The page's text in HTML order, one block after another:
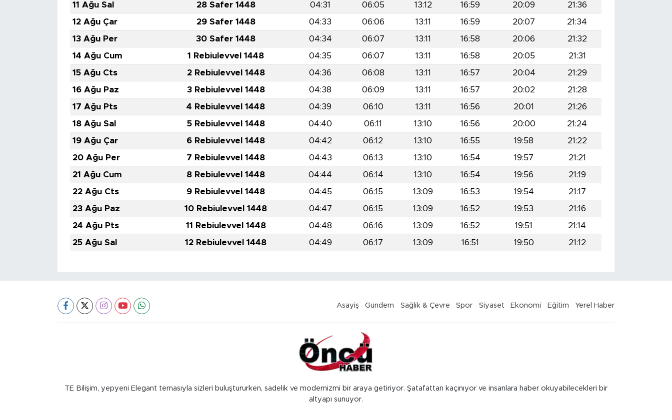
11 Ağu Sal
28 Safer 1448 04:31 06:05 13:12 16:59 20:09
21:36
12 Ağu Çar
29 Safer 1448 04:33 06:06 13:11 16:59 20:07
21:34
13 Ağu Per
30 Safer 1448 04:34 06:07 13:11 16:58 20:06
21:32
14 Ağu Cum
1 Rebiulevvel 1448 04:35 06:07 13:11 16:58 20:05
21:31
15 Ağu Cts
2 Rebiulevvel 1448 04:36 06:08 13:11 16:57 20:04
21:29
16 Ağu Paz
3 Rebiulevvel 1448 04:38 06:09 13:11 16:57 20:02
21:28
17 Ağu Pts
4 Rebiulevvel 1448 04:39 06:10 13:11 16:56 20:01
21:26
18 Ağu Sal
5 Rebiulevvel 1448 04:40 06:11 13:10 16:56 20:00
21:24
19 Ağu Çar
6 Rebiulevvel 1448 04:42 06:12 13:10 16:55 19:58
21:22
20 Ağu Per
7 Rebiulevvel 1448 04:43 06:13 13:10 16:54 19:57
21:21
21 Ağu Cum
8 Rebiulevvel 1448 04:44 06:14 13:10 16:54 19:56
21:19
22 Ağu Cts
9 Rebiulevvel 1448 04:45 06:15 13:09 16:53 19:54
21:17
23 Ağu Paz
10 Rebiulevvel 1448 04:47 06:15 13:09 16:52 19:53
21:16
24 Ağu Pts
11 Rebiulevvel 1448 04:48 06:16 13:09 16:52 19:51
21:14
25 Ağu Sal
12 Rebiulevvel 1448 04:49 06:17 13:09 16:51 19:50 21:12
Asayiş Gündem Sağlık & Çevre Spor Siyaset Ekonomi Eğitim Yerel Haber
TE Bilişim, yepyeni Elegant temasıyla sizleri buluştururken, sadelik ve modernizmi bir araya getiriyor. Şatafattan kaçınıyor ve insanlara haber okuyabilecekleri bir
altyapı sunuyor.